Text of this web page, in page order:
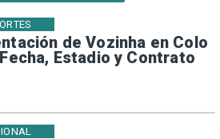
de Vozinha en Colo
Estadio y Contrato